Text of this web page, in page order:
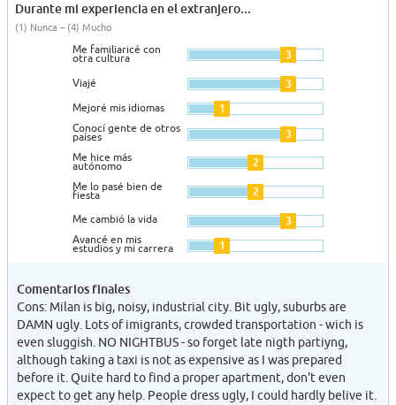
Durante mi experiencia en el extranjero...
(1) Nunca – (4) Mucho
Me familiaricé con
otra cultura 3
Viajé 3
Mejoré mis idiomas 1
Conocí gente de otros
países 3
Me hice más
autónomo 2
Me lo pasé bien de
fiesta 2
Me cambió la vida 3
Avancé en mis
estudios y mi carrera 1
Comentarios finales
Cons: Milan is big, noisy, industrial city. Bit ugly, suburbs are
DAMN ugly. Lots of imigrants, crowded transportation - wich is
even sluggish. NO NIGHTBUS - so forget late nigth partiyng,
although taking a taxi is not as expensive as I was prepared
before it. Quite hard to find a proper apartment, don't even
expect to get any help. People dress ugly, I could hardly belive it.